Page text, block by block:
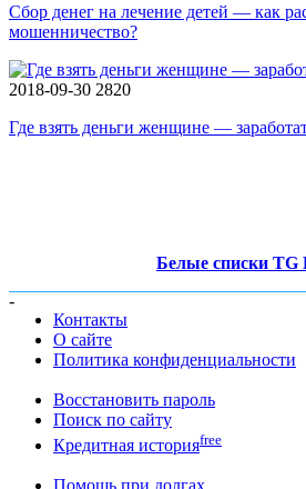
Сбор денег на лечение детей — как
мошенничество?
2018-09-30 2820
Где взять деньги женщине —
Белые списки TG
-
Контакты
О сайте
Политика конфиденциальности
Восстановить пароль
Поиск по сайту
Кредитная историяfree
Помощь при долгах